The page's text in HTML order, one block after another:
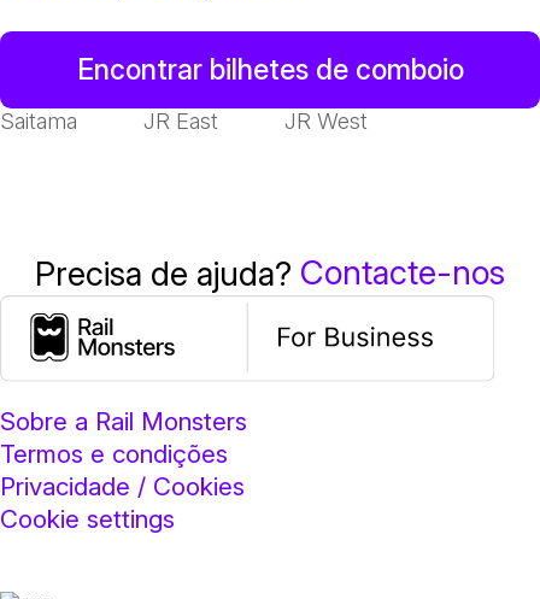
Encontrar bilhetes de comboio
Saitama JR East JR West
Precisa de ajuda? Contacte-nos
Sobre a Rail Monsters
Termos e condições
Privacidade / Cookies
Cookie settings